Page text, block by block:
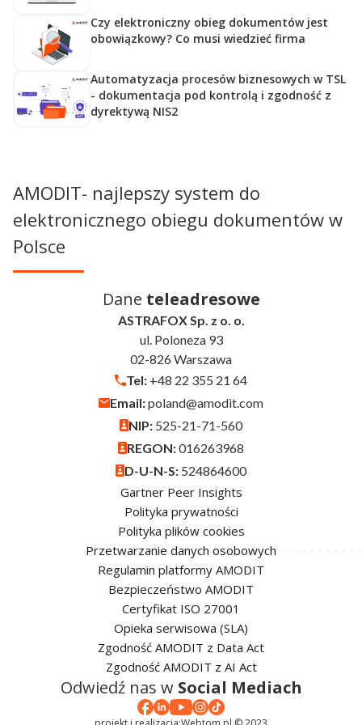
użytkownicy, a każda operacja jest rejestrowana. Firma
zyskuje więc pełną kontrolę nad tym, kto, kiedy i na jakim
etapie procesu miał dostęp do konkretnych informacji.
Czy elektroniczny obieg dokumentów jest
obowiązkowy? Co musi wiedzieć firma
Automatyzacja procesów biznesowych w TSL
- dokumentacja pod kontrolą i zgodność z
dyrektywą NIS2
AMODIT- najlepszy system do
elektronicznego obiegu dokumentów w
Polsce
Dane teleadresowe
ASTRAFOX Sp. z o. o.
ul. Poloneza 93
02-826 Warszawa
Tel: +48 22 355 21 64
Email:poland@amodit.com
NIP: 525-21-71-560
REGON:016263968
D-U-N-S: 524864600
Gartner Peer Insights
Polityka prywatności
Polityka plików cookies
Przetwarzanie danych osobowych
Regulamin platformy AMODIT
Bezpieczeństwo AMODIT
Certyfikat ISO 27001
Opieka serwisowa (SLA)
Zgodność AMODIT z Data Act
Zgodność AMODIT z AI Act
Odwiedź nas w Social Mediach